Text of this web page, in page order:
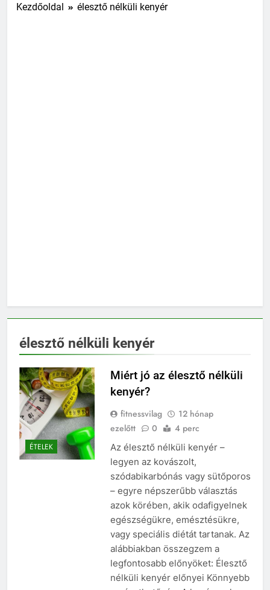
Kezdőoldal élesztő nélküli kenyér
élesztő nélküli kenyér
ÉTELEK
Miért jó az élesztő nélküli
kenyér?
fitnessvilag
12 hónap
ezelőtt
0 4 perc
Az élesztő nélküli kenyér –
legyen az kovászolt,
szódabikarbónás vagy sütőporos
– egyre népszerűbb választás
azok körében, akik odafigyelnek
egészségükre, emésztésükre,
vagy speciális diétát tartanak. Az
alábbiakban összegzem a
legfontosabb előnyöket: Élesztő
nélküli kenyér előnyei Könnyebb